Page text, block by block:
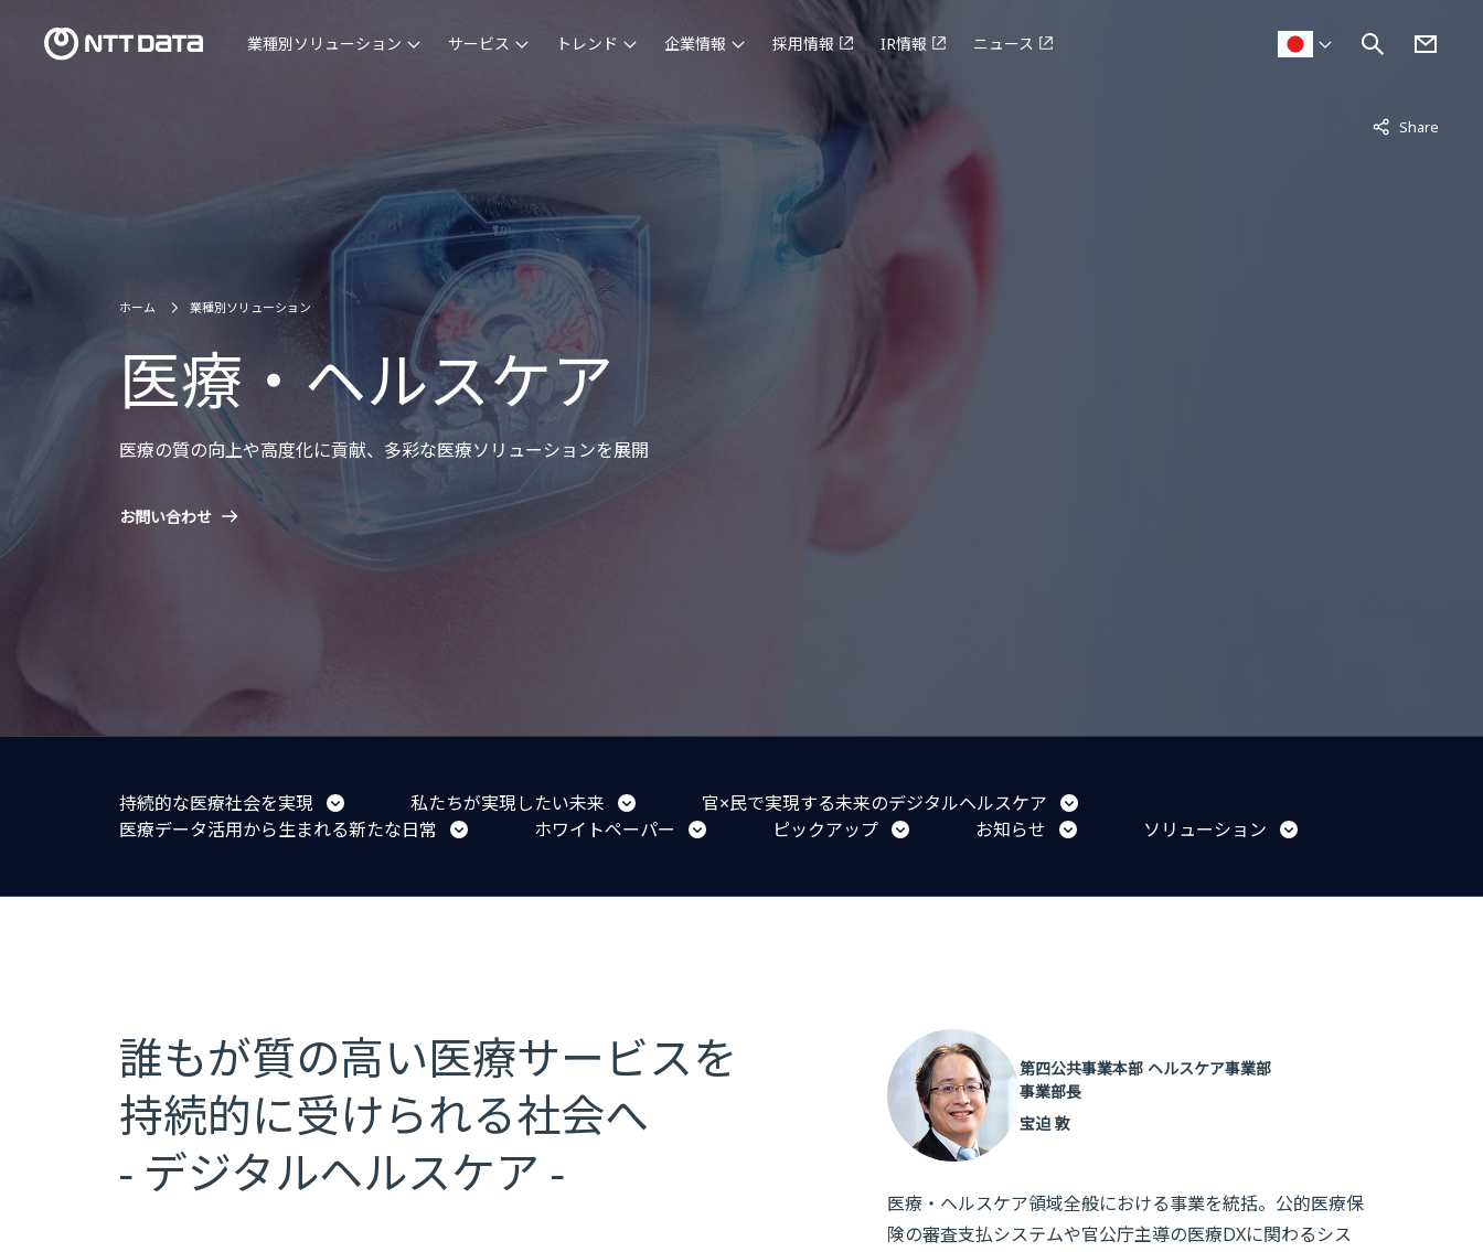
業種別ソリューション サービス トレンド 企業情報 採用情報 IR情報 ニュース
Share
非表示中
ホーム 業種別ソリューション
医療・ヘルスケア
医療の質の向上や高度化に貢献、多彩な医療ソリューションを展開
お問い合わせ
持続的な医療社会を実現 私たちが実現したい未来
官×民で実現する未来のデジタルヘルスケア
医療データ活用から生まれる新たな日常
ホワイトペーパー ピックアップ お知らせ ソリューション
誰もが質の高い医療サービスを
持続的に受けられる社会へ
- デジタルヘルスケア -
第四公共事業本部 ヘルスケア事業部
事業部長
宝迫 敦
医療・ヘルスケア領域全般における事業を統括。公的医療保
険の審査支払システムや官公庁主導の医療DXに関わるシス